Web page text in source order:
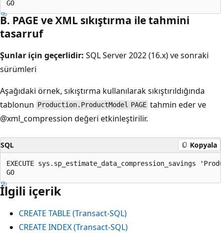
B. PAGE ve XML sıkıştırma ile tahmini
tasarruf
Şunlar için geçerlidir: SQL Server 2022 (16.x) ve sonraki
sürümleri
Aşağıdaki örnek, sıkıştırma kullanılarak sıkıştırıldığında
tablonun Production.ProductModel PAGEtahmin eder ve
@xml_compression değeri etkinleştirilir.
SQL Kopyala
EXECUTE sys.sp_estimate_data_compression_savings
İlgili içerik
CREATE TABLE (Transact-SQL)
CREATE INDEX (Transact-SQL)